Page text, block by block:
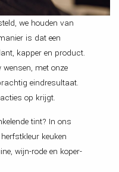
we houden van
is dat een
kapper en product.
met onze
eindresultaat.
op krijgt.
tint? In ons
keuken
wijn-rode en koper-